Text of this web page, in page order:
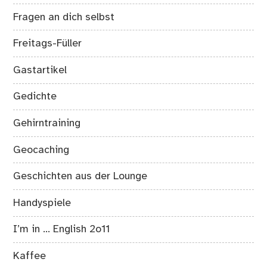
Fragen an dich selbst
Freitags-Füller
Gastartikel
Gedichte
Gehirntraining
Geocaching
Geschichten aus der Lounge
Handyspiele
I’m in … English 2o11
Kaffee